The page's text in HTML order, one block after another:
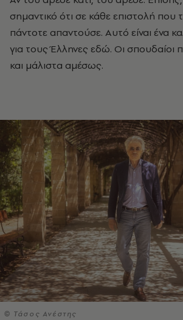
σημαντικό ότι σε κάθε επιστολή που
πάντοτε απαντούσε. Αυτό είναι ένα
για τους Έλληνες εδώ. Οι σπουδαίοι
και μάλιστα αμέσως.
© Τάσος Ανέστης